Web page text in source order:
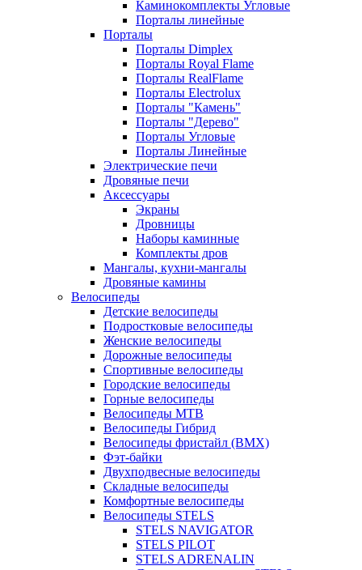
Каминокомплекты Угловые
Порталы линейные
Порталы
Порталы Dimplex
Порталы Royal Flame
Порталы RealFlame
Порталы Electrolux
Порталы "Камень"
Порталы "Дерево"
Порталы Угловые
Порталы Линейные
Электрические печи
Дровяные печи
Аксессуары
Экраны
Дровницы
Наборы каминные
Комплекты дров
Мангалы, кухни-мангалы
Дровяные камины
Велосипеды
Детские велосипеды
Подростковые велосипеды
Женские велосипеды
Дорожные велосипеды
Спортивные велосипеды
Городские велосипеды
Горные велосипеды
Велосипеды MTB
Велосипеды Гибрид
Велосипеды фристайл (BMX)
Фэт-байки
Двухподвесные велосипеды
Складные велосипеды
Комфортные велосипеды
Велосипеды STELS
STELS NAVIGATOR
STELS PILOT
STELS ADRENALIN